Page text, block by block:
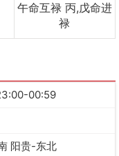
午命互禄 丙,戊命进
禄
00:59
阳贵-东北